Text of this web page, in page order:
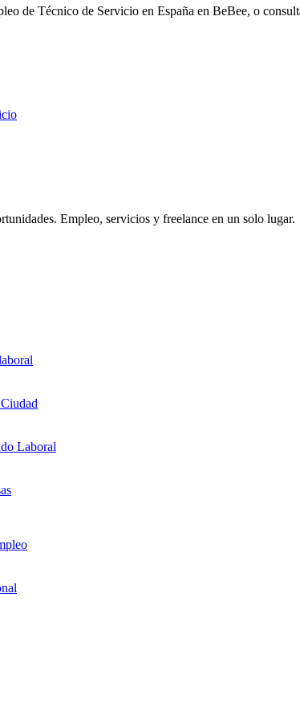
de Técnico de Servicio en España en BeBee, o
Empleo, servicios y freelance en un solo lugar.
Laboral